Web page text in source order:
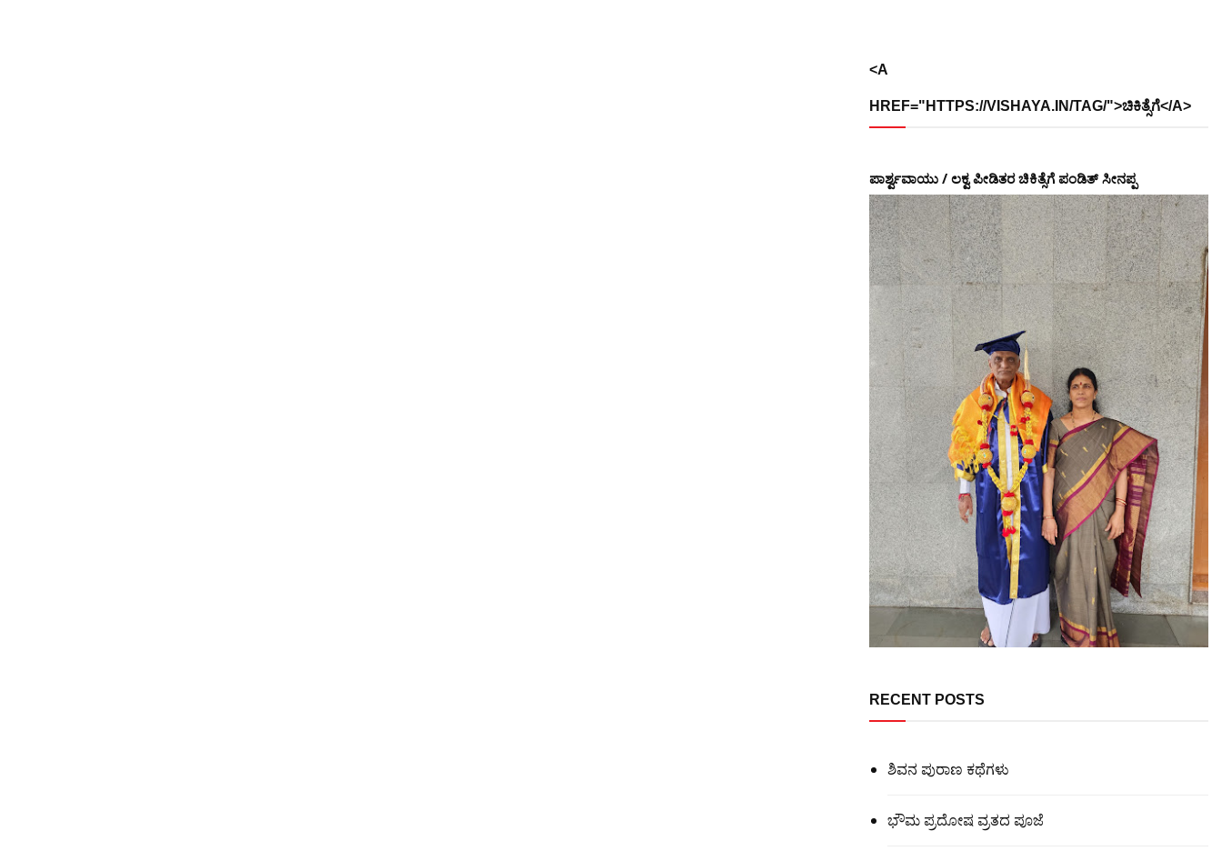
<A
HREF="HTTPS://VISHAYA.IN/TAG/">ಚಿಕಿತ್ಸೆಗೆ</A>
ಪಾರ್ಶ್ವವಾಯು / ಲಕ್ವ ಪೀಡಿತರ ಚಿಕಿತ್ಸೆಗೆ ಪಂಡಿತ್ ಸೀನಪ್ಪ
RECENT POSTS
ಶಿವನ ಪುರಾಣ ಕಥೆಗಳು
ಭೌಮ ಪ್ರದೋಷ ವ್ರತದ ಪೂಜೆ